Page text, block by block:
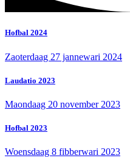
Hofbal 2024
Zaoterdaag 27 jannewari 2024
Laudatio 2023
Maondaag 20 november 2023
Hofbal 2023
Woensdaag 8 fibberwari 2023